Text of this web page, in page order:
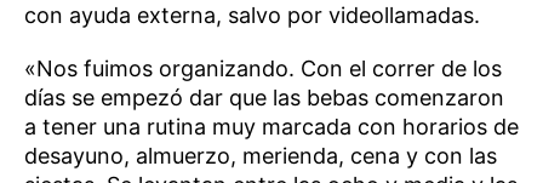
con ayuda externa, salvo por videollamadas.
«Nos fuimos organizando. Con el correr de los
días se empezó dar que las bebas comenzaron
a tener una rutina muy marcada con horarios de
desayuno, almuerzo, merienda, cena y con las